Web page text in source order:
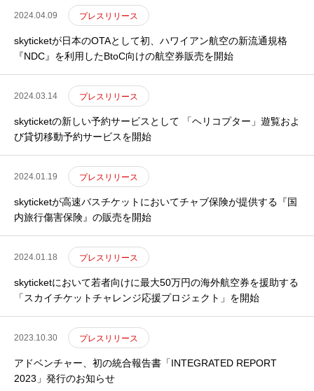
2024.04.09 プレスリリース
skyticketが日本のOTAとして初、ハワイアン航空の新流通規格
『NDC』を利用したBtoC向けの航空券販売を開始
2024.03.14 プレスリリース
skyticketの新しい予約サービスとして 「ヘリコプター」遊覧およ
び貸切移動予約サービスを開始
2024.01.19 プレスリリース
skyticketが高速バスチケットにおいてチャブ保険が提供する『国
内旅行傷害保険』の販売を開始
2024.01.18 プレスリリース
skyticketにおいて若者向けに最大50万円の海外航空券を援助する
「スカイチケットチャレンジ応援プロジェクト」を開始
2023.10.30 プレスリリース
アドベンチャー、初の統合報告書「INTEGRATED REPORT
2023」発行のお知らせ